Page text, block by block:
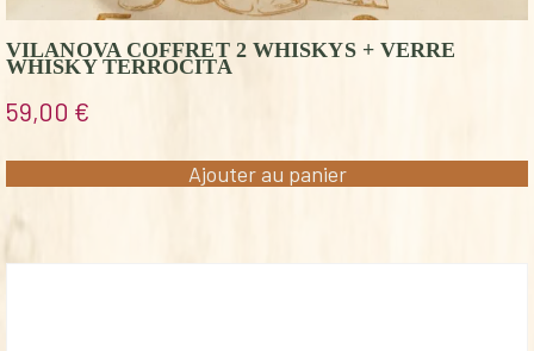
VILANOVA COFFRET 2 WHISKYS + VERRE
WHISKY TERROCITA
59,00 €
Ajouter au panier